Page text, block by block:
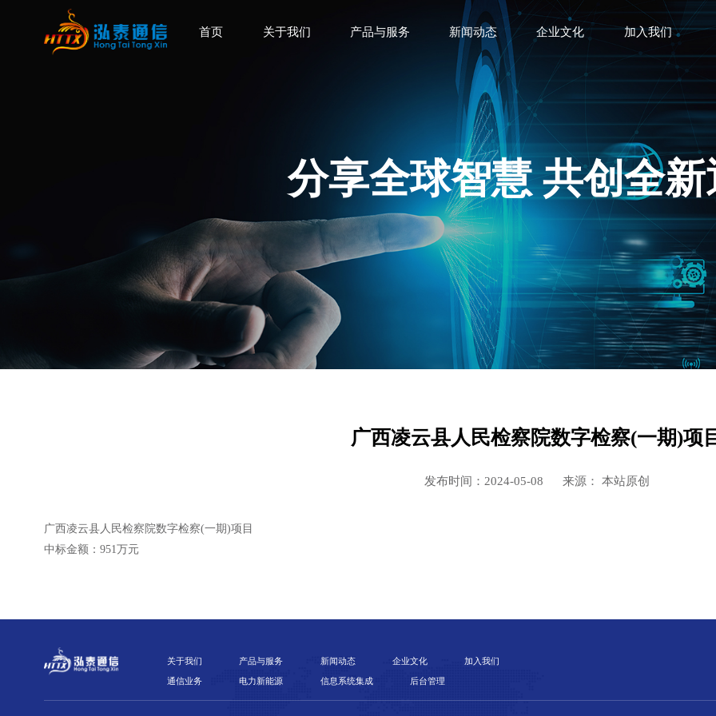
首页 关于我们 产品与服务 新闻动态 企业文化 加入我们
分享全球智慧 共创全新
广西凌云县人民检察院数字检察(一期)项
发布时间：2024-05-08 来源： 本站原创
广西凌云县人民检察院数字检察(一期)项目
中标金额：951万元
关于我们 产品与服务 新闻动态 企业文化 加入我们
通信业务 电力新能源 信息系统集成 后台管理